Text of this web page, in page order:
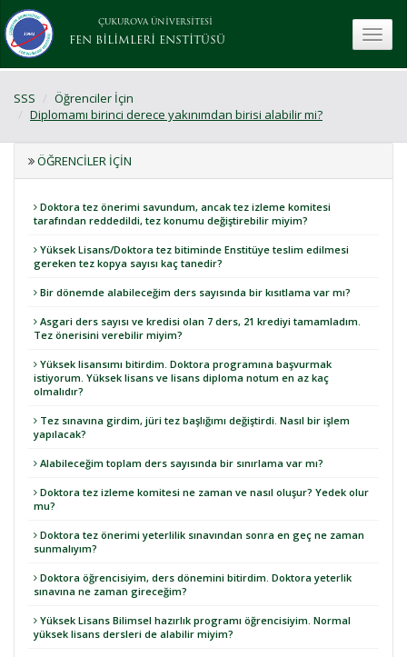
ÇUKUROVA ÜNİVERSİTESİ
FEN BİLİMLERİ ENSTİTÜSÜ
SSS
Öğrenciler İçin
Diplomamı birinci derece yakınımdan birisi alabilir mi?
ÖĞRENCILER İÇIN
Doktora tez önerimi savundum, ancak tez izleme komitesi
tarafından reddedildi, tez konumu değiştirebilir miyim?
Yüksek Lisans/Doktora tez bitiminde Enstitüye teslim edilmesi
gereken tez kopya sayısı kaç tanedir?
Bir dönemde alabileceğim ders sayısında bir kısıtlama var mı?
Asgari ders sayısı ve kredisi olan 7 ders, 21 krediyi tamamladım.
Tez önerisini verebilir miyim?
Yüksek lisansımı bitirdim. Doktora programına başvurmak
istiyorum. Yüksek lisans ve lisans diploma notum en az kaç
olmalıdır?
Tez sınavına girdim, jüri tez başlığımı değiştirdi. Nasıl bir işlem
yapılacak?
Alabileceğim toplam ders sayısında bir sınırlama var mı?
Doktora tez izleme komitesi ne zaman ve nasıl oluşur? Yedek olur
mu?
Doktora tez önerimi yeterlilik sınavından sonra en geç ne zaman
sunmalıyım?
Doktora öğrencisiyim, ders dönemini bitirdim. Doktora yeterlik
sınavına ne zaman gireceğim?
Yüksek Lisans Bilimsel hazırlık programı öğrencisiyim. Normal
yüksek lisans dersleri de alabilir miyim?